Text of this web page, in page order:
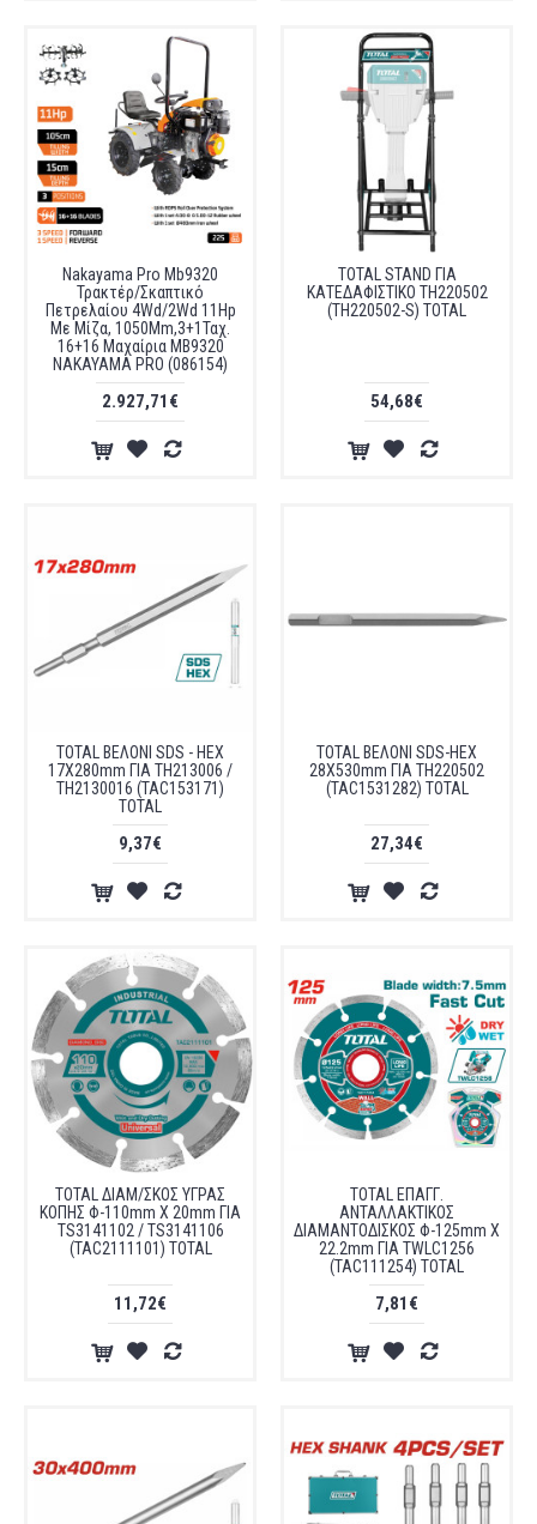
Nakayama Pro Mb9320
Τρακτέρ/Σκαπτικό
Πετρελαίου 4Wd/2Wd 11Hp
Με Μίζα, 1050Mm,3+1Ταχ.
16+16 Μαχαίρια MB9320
NAKAYAMA PRO (086154)
2.927,71€
TOTAL STAND ΓΙΑ
ΚΑΤΕΔΑΦΙΣΤΙΚΟ TH220502
(TH220502-S) TOTAL
54,68€
TOTAL ΒΕΛΟΝΙ SDS - HEX
17X280mm ΓΙΑ TH213006 /
TH2130016 (TAC153171)
TOTAL
9,37€
TOTAL ΒΕΛΟΝΙ SDS-HEX
28X530mm ΓΙΑ TH220502
(TAC1531282) TOTAL
27,34€
TOTAL ΔΙΑΜ/ΣΚΟΣ ΥΓΡΑΣ
ΚΟΠΗΣ Φ-110mm X 20mm ΓΙΑ
TS3141102 / TS3141106
(TAC2111101) TOTAL
11,72€
TOTAL ΕΠΑΓΓ.
ΑΝΤΑΛΛΑΚΤΙΚΟΣ
ΔΙΑΜΑΝΤΟΔΙΣΚΟΣ Φ-125mm X
22.2mm ΓΙΑ TWLC1256
(TAC111254) TOTAL
7,81€